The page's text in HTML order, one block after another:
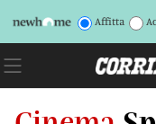
Affitta